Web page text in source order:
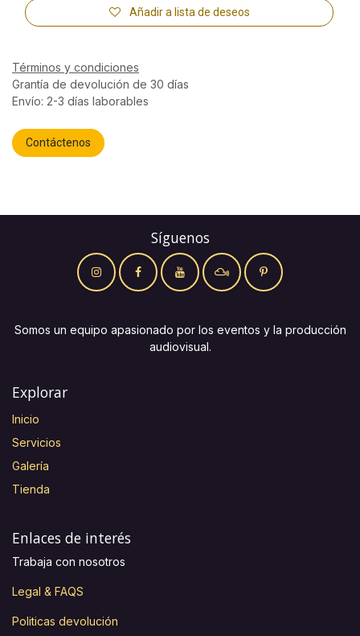
Añadir a lista de deseos
Términos y condiciones
Grantía de devolución de 30 días
Envío: 2-3 días laborables
Contáctenos
Síguenos
Somos un equipo apasionado por los eventos y la producción
audiovisual.
Explorar
Inicio
Servicios
Galería
Tienda
Enlaces de interés
Trabaja con nosotros
Legal & FAQS
Politicas devolución